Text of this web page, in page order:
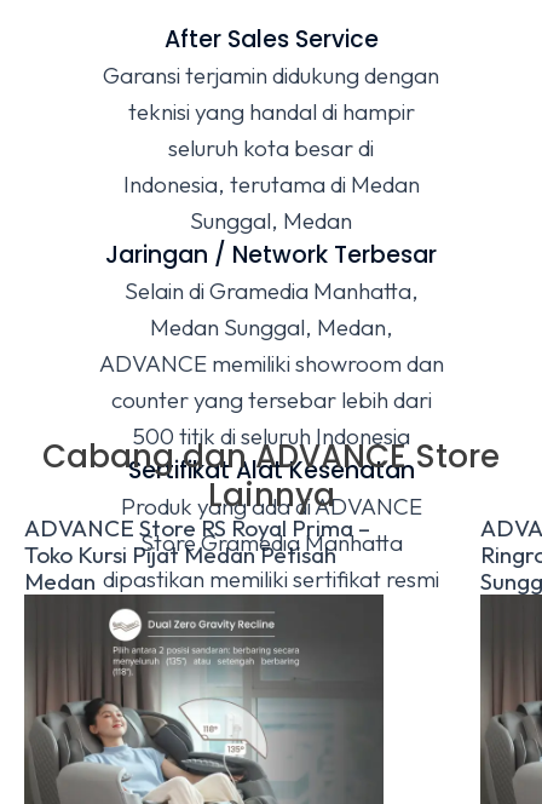
After Sales Service
Garansi terjamin didukung dengan
teknisi yang handal di hampir
seluruh kota besar di
Indonesia, terutama di Medan
Sunggal, Medan
Jaringan / Network Terbesar
Selain di Gramedia Manhatta,
Medan Sunggal, Medan,
ADVANCE memiliki showroom dan
counter yang tersebar lebih dari
500 titik di seluruh Indonesia
Sertifikat Alat Kesehatan
Produk yang ada di ADVANCE
Store Gramedia Manhatta
dipastikan memiliki sertifikat resmi
Alat Kesehatan
Cabang dan ADVANCE Store
Lainnya
ADVANCE Store RS Royal Prima –
Toko Kursi Pijat Medan Petisah
Medan